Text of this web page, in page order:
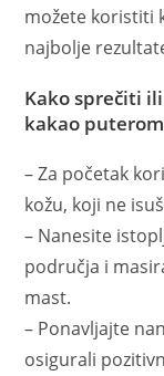
možete koristiti
najbolje
Kako sprečiti
kakao
– Za početak
kožu, koji ne
– Nanesite
područja i
mast.
– Ponavljajte
osigurali